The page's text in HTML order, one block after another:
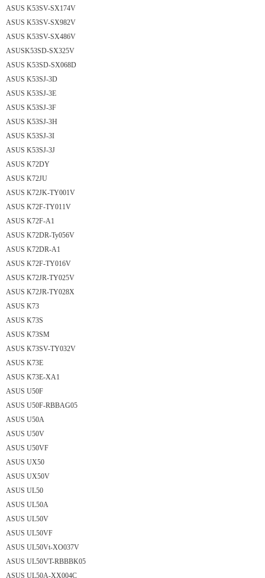
ASUS K53SV-SX174V
ASUS K53SV-SX982V
ASUS K53SV-SX486V
ASUSK53SD-SX325V
ASUS K53SD-SX068D
ASUS K53SJ-3D
ASUS K53SJ-3E
ASUS K53SJ-3F
ASUS K53SJ-3H
ASUS K53SJ-3I
ASUS K53SJ-3J
ASUS K72DY
ASUS K72JU
ASUS K72JK-TY001V
ASUS K72F-TY011V
ASUS K72F-A1
ASUS K72DR-Ty056V
ASUS K72DR-A1
ASUS K72F-TY016V
ASUS K72JR-TY025V
ASUS K72JR-TY028X
ASUS K73
ASUS K73S
ASUS K73SM
ASUS K73SV-TY032V
ASUS K73E
ASUS K73E-XA1
ASUS U50F
ASUS U50F-RBBAG05
ASUS U50A
ASUS U50V
ASUS U50VF
ASUS UX50
ASUS UX50V
ASUS UL50
ASUS UL50A
ASUS UL50V
ASUS UL50VF
ASUS UL50Vt-XO037V
ASUS UL50VT-RBBBK05
ASUS UL50A-XX004C